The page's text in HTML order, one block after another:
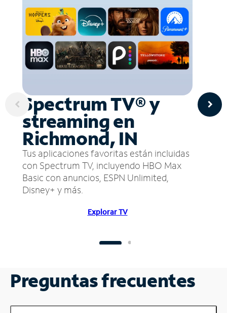
Spectrum TV® y
streaming en
Richmond, IN
Tus aplicaciones favoritas están incluidas
con Spectrum TV, incluyendo HBO Max
Basic con anuncios, ESPN Unlimited,
Disney+ y más.
Explorar TV
Preguntas frecuentes